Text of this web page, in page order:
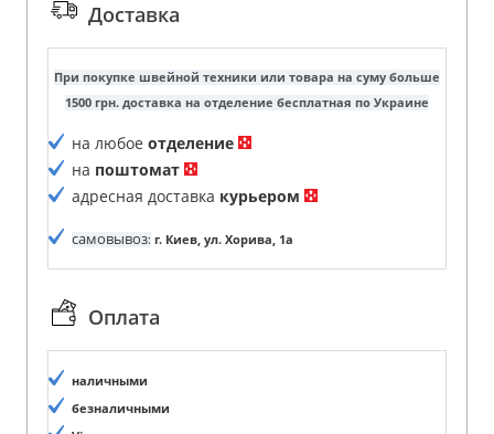
Доставка
При покупке швейной техники или товара на суму больше
1500 грн. доставка на отделение бесплатная по Украине
на любое отделение
на поштомат
адресная доставка курьером
самовывоз: г. Киев, ул. Хорива, 1а
Оплата
наличными
безналичными